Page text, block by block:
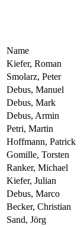
Name
Kiefer, Roman
Smolarz, Peter
Debus, Manuel
Debus, Mark
Debus, Armin
Petri, Martin
Hoffmann, Patrick
Gomille, Torsten
Ranker, Michael
Kiefer, Julian
Debus, Marco
Becker, Christian
Sand, Jörg